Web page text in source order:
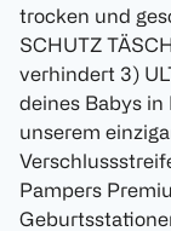
trocken und
SCHUTZ
verhindert 3)
deines Babys
unserem
Pampers